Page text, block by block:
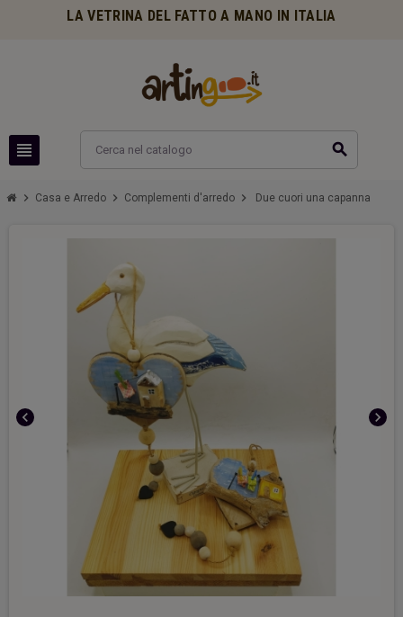
LA VETRINA DEL FATTO A MANO IN ITALIA
view_headline search
chevron_right Casa e Arredo chevron_right Complementi d'arredo chevron_right Due cuori una capanna
chevron_left chevron_right